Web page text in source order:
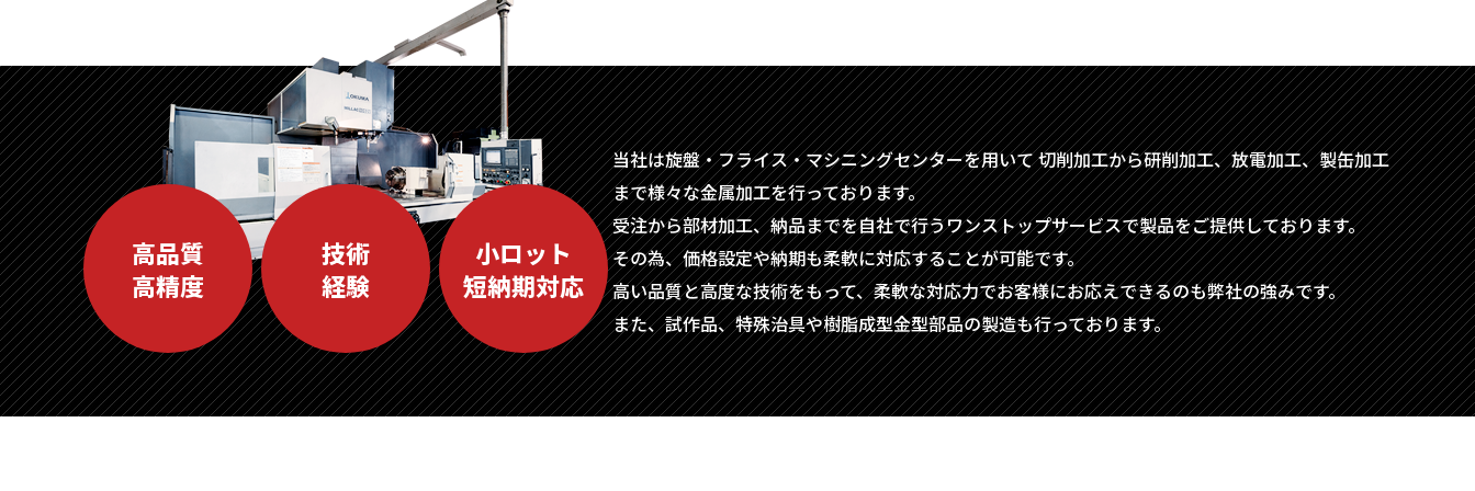
高品質
高精度
技術
経験
小ロット
短納期対応
当社は旋盤・フライス・マシニングセンターを用いて切削加工から研削加工、放電加工、製缶加工
まで様々な金属加工を行っております。
受注から部材加工、納品までを自社で行うワンストップサービスで製品をご提供しております。
その為、価格設定や納期も柔軟に対応することが可能です。
高い品質と高度な技術をもって、柔軟な対応力でお客様にお応えできるのも弊社の強みです。
また、試作品、特殊治具や樹脂成型金型部品の製造も行っております。